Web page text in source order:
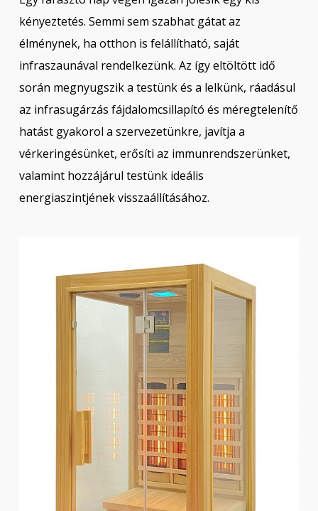
kényeztetés. Semmi sem szabhat gátat az
élménynek, ha otthon is felállítható, saját
infraszaunával rendelkezünk. Az így eltöltött idő
során megnyugszik a testünk és a lelkünk, ráadásul
az infrasugárzás fájdalomcsillapító és méregtelenítő
hatást gyakorol a szervezetünkre, javítja a
vérkeringésünket, erősíti az immunrendszerünket,
valamint hozzájárul testünk ideális
energiaszintjének visszaállításához.